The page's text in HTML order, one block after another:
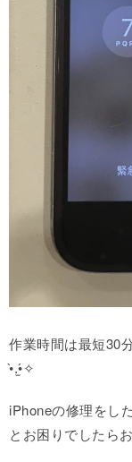
作業時間は最短30
•̀.̫•́✧
iPhoneの修理をし
とお困りでしたら